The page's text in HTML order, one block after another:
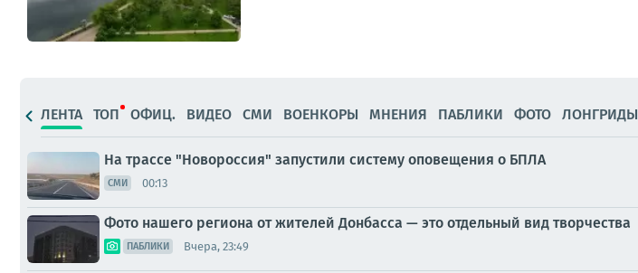
ЛЕНТА ТОП ОФИЦ. ВИДЕО СМИ ВОЕНКОРЫ МНЕНИЯ ПАБЛИКИ ФОТО ЛОНГРИДЫ
На трассе "Новороссия" запустили систему оповещения о БПЛА
СМИ 00:13
Фото нашего региона от жителей Донбасса — это отдельный вид творчества
ПАБЛИКИ Вчера, 23:49